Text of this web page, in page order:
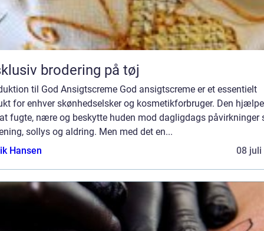
brodering på tøj
til God Ansigtscreme God ansigtscreme er et essentielt
for enhver skønhedselsker og kosmetikforbruger. Den
fugte, nære og beskytte huden mod dagligdags påvirkninger
sollys og aldring. Men med det en...
Hansen
08 juli